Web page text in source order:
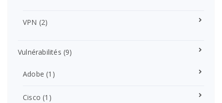
VPN (2)
Vulnérabilités (9)
Adobe (1)
Cisco (1)